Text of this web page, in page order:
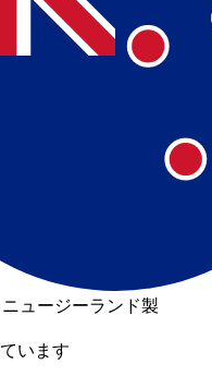
ュージーランド製
います